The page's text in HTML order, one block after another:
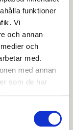
funktioner
Vi
och annan
och
med.
med annan
som de har